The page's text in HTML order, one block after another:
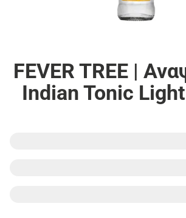
FEVER TREE |
Indian Tonic